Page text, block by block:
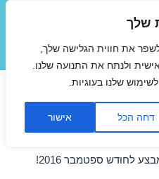
שלך
את חווית הגלישה שלך,
ולנתח את התנועה שלנו.
שלנו בעוגיות.
דחה הכל אישור
תפריטים
ווידג'טים
בספטמבר
לחודש ספטמבר 2016!